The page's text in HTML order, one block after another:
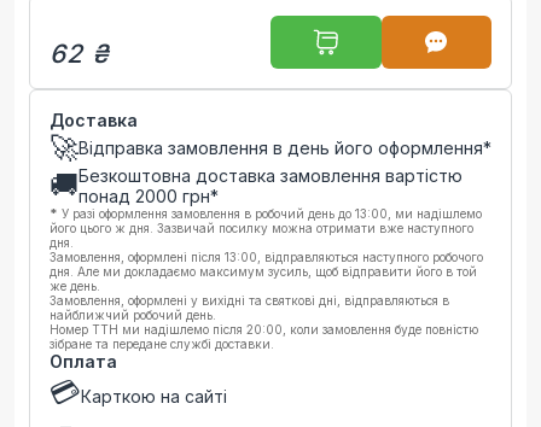
62 ₴
Доставка
🚀Відправка замовлення в день його оформлення*
🚚Безкоштовна доставка замовлення вартістю
понад 2000 грн*
* У разі оформлення замовлення в робочий день до 13:00, ми надішлемо
його цього ж дня. Зазвичай посилку можна отримати вже наступного
дня.
Замовлення, оформлені після 13:00, відправляються наступного робочого
дня. Але ми докладаємо максимум зусиль, щоб відправити його в той
же день.
Замовлення, оформлені у вихідні та святкові дні, відправляються в
найближчий робочий день.
Номер ТТН ми надішлемо після 20:00, коли замовлення буде повністю
зібране та передане службі доставки.
Оплата
💳Карткою на сайті